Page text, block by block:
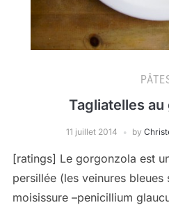
Tagliatelles
11 juillet 2014 by
[ratings] Le gorgonzola est
persillée (les veinures bleues
moisissure –penicillium